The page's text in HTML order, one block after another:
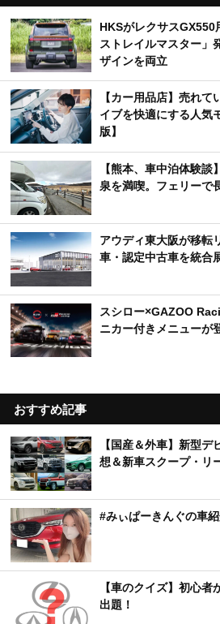
HKSがレクサスGX550
ストレイルマスター
ザインを両立
【カー用品店】売れ
イブを快適にする人気
版】
【熊本、車中泊体験
泉を満喫。フェリーで
アウディ東大阪が移
車・認定中古車を統合
スシロー×GAZOO
ニカー付きメニューが
おすすめ記事
【国産＆外車】新型
想＆新車スクープ・リ
#みぃぱーきんぐの車
【車のクイズ】初心者
出題！